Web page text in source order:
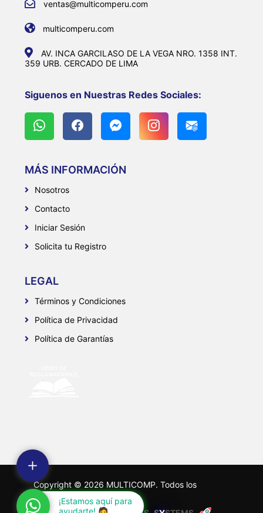
¡Estamos aquí para
ayudarte! 🧑
ventas@multicomperu.com
multicomperu.com
AV. INCA GARCILASO DE LA VEGA NRO. 1358 INT.
359 URB. CERCADO DE LIMA
Siguenos en Nuestras Redes Sociales:
MÁS INFORMACIÓN
Nosotros
Contacto
Iniciar Sesión
Solicita tu Registro
LEGAL
Términos y Condiciones
Política de Privacidad
Política de Garantías
Copyright © 2026 MULTICOMP. Todos los
derechos reservados.
Desarrollado por: